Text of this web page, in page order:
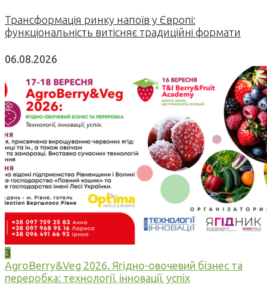
Трансформація ринку напоїв у Європі:
функціональність витісняє традиційні формати
06.08.2026
3
AgroBerry&Veg 2026. Ягідно-овочевий бізнес та
переробка: технології, інновації, успіх